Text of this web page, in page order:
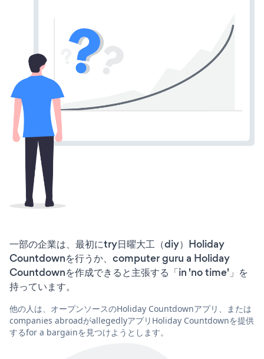
一部の企業は、最初にtry日曜大工（diy）Holiday
Countdownを行うか、computer guru a Holiday
Countdownを作成できると主張する「in 'no time'」を
持っています。
他の人は、オープンソースのHoliday Countdownアプリ、または
companies abroadがallegedlyアプリHoliday Countdownを提供
するfor a bargainを見つけようとします。